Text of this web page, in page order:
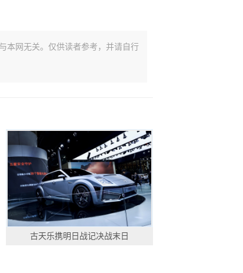
本网无关。仅供读者参考，并请自行
古天乐携明日战记决战末日